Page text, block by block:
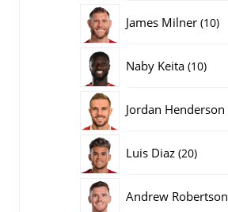
James Milner 1010
Naby Keita 1010
Jordan Henderson
Luis Diaz 2020
Andrew Robertson